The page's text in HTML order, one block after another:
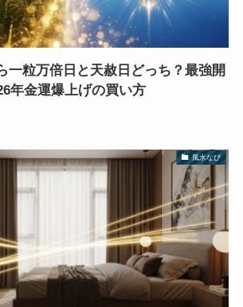
一粒万倍日と天赦日どっち？最強開
年金運爆上げの買い方
風水なび